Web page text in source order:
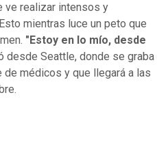
ve realizar intensos y
mientras luce un peto que
"Estoy en lo mío, desde
desde Seattle, donde se graba
de médicos y que llegará a las